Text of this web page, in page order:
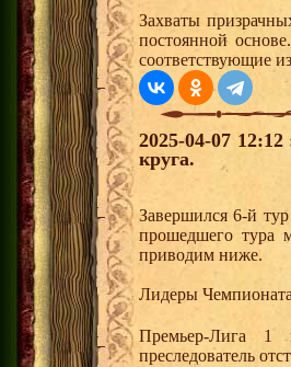
Захваты
постоянной
соответствующие
2025-04-07
круга.
Завершился 6-й
прошедшего тура
приводим ниже.
Лидеры
Премьер-Лига
преследователь